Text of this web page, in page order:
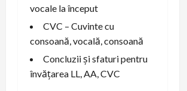
vocale la început
CVC – Cuvinte cu
consoană, vocală, consoană
Concluzii și sfaturi pentru
învățarea LL, AA, CVC